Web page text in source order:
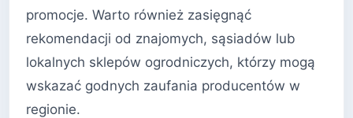
promocje. Warto również zasięgnąć
rekomendacji od znajomych, sąsiadów lub
lokalnych sklepów ogrodniczych, którzy mogą
wskazać godnych zaufania producentów w
regionie.